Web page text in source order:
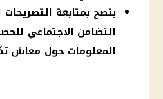
ينصح بمتابعة
التضامن الاجتماعي
المعلومات حول معاش